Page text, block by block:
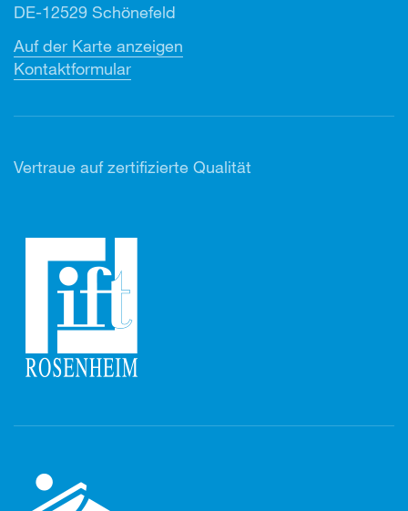
DE-12529 Schönefeld
Auf der Karte anzeigen
Kontaktformular
Vertraue auf zertifizierte Qualität